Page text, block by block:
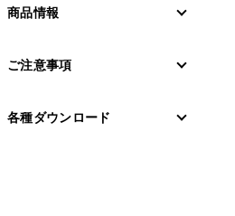
商品情報
ご注意事項
各種ダウンロード